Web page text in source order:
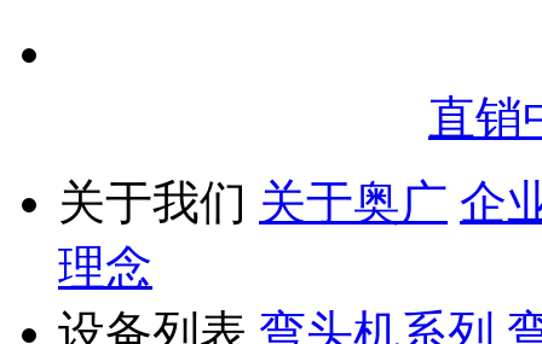
直销
关于我们 关于奥广 企
理念
设备列表 弯头机系列